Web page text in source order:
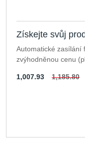
Získejte svůj
Automatické zasílání
zvýhodněnou cenu
1,007.93 1,185.80